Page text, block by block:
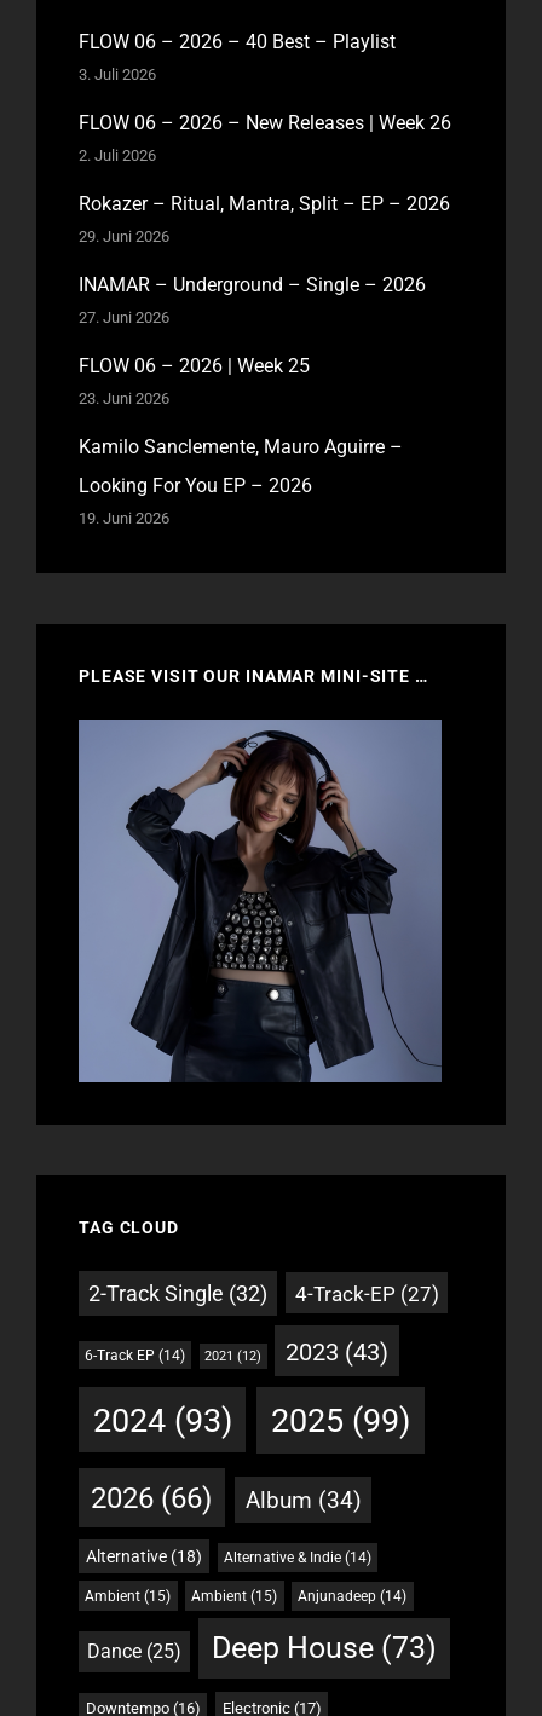
FLOW 06 – 2026 – 40 Best – Playlist
3. Juli 2026
FLOW 06 – 2026 – New Releases | Week 26
2. Juli 2026
Rokazer – Ritual, Mantra, Split – EP – 2026
29. Juni 2026
INAMAR – Underground – Single – 2026
27. Juni 2026
FLOW 06 – 2026 | Week 25
23. Juni 2026
Kamilo Sanclemente, Mauro Aguirre –
Looking For You EP – 2026
19. Juni 2026
PLEASE VISIT OUR INAMAR MINI-SITE …
TAG CLOUD
2-Track Single (32) 4-Track-EP (27)
6-Track EP (14) 2021 (12) 2023 (43)
2024(93) 2025 (99)
2026 (66) Album (34)
Alternative (18) Alternative & Indie(14)
Ambient (15) Ambient (15) Anjunadeep (14)
Dance (25) Deep House(73)
Downtempo(16) Electronic(17)